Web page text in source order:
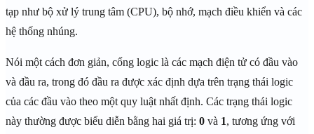
tạp như bộ xử lý trung tâm (CPU), bộ nhớ, mạch điều khiển và các
hệ thống nhúng.
Nói một cách đơn giản, cổng logic là các mạch điện tử có đầu vào
và đầu ra, trong đó đầu ra được xác định dựa trên trạng thái logic
của các đầu vào theo một quy luật nhất định. Các trạng thái logic
này thường được biểu diễn bằng hai giá trị: 0 và 1, tương ứng với